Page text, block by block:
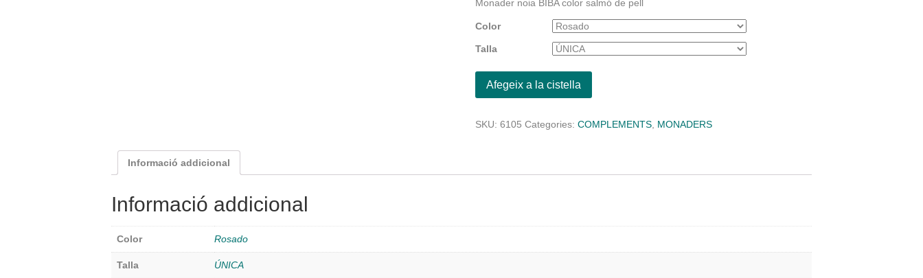
Monader noia BIBA color salmó de pell
Color
Talla
Afegeix a la cistella
SKU:6105 Categories:COMPLEMENTS MONADERS
Informació addicional
Informació addicional
Color Rosado
Talla ÚNICA